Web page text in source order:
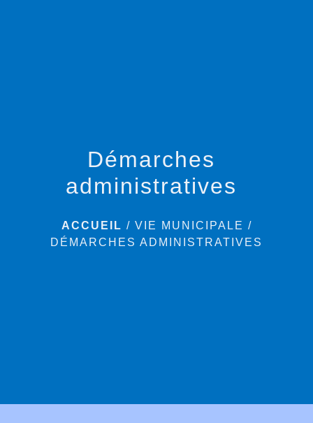
Démarches
administratives
ACCUEIL / VIE MUNICIPALE /
DÉMARCHES ADMINISTRATIVES